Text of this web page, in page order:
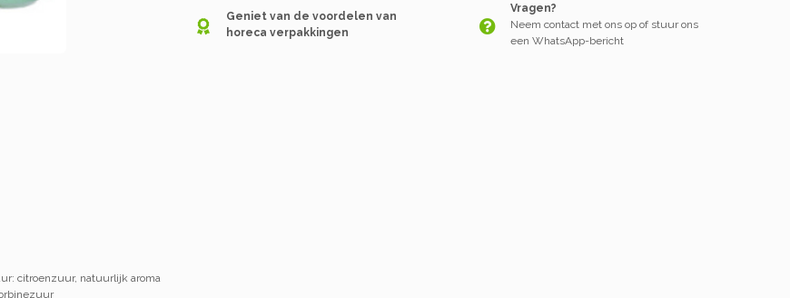
Geniet van de voordelen van
horeca verpakkingen
Vragen?
Neem contact met ons op of stuur ons
een WhatsApp-bericht
citroenzuur, natuurlijk aroma